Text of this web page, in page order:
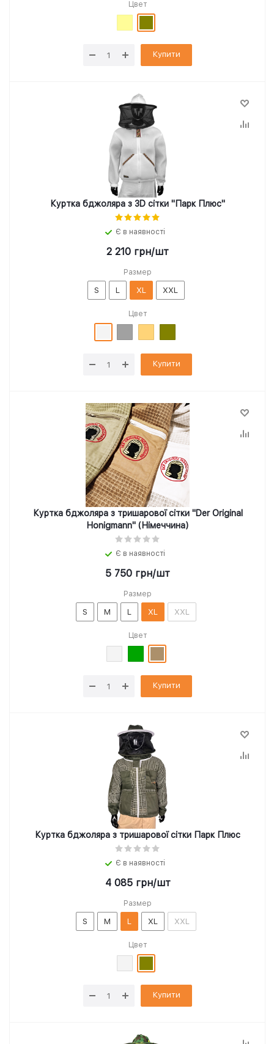
Цвет
Купити
Куртка бджоляра з 3D сітки "Парк Плюс"
Є в наявності
2 210 грн/шт
Размер
S L XL XXL
Цвет
Купити
Куртка бджоляра з тришарової сітки "Der Original
Honigmann" (Німеччина)
Є в наявності
5 750 грн/шт
Размер
S M L XL XXL
Цвет
Купити
Куртка бджоляра з тришарової сітки Парк Плюс
Є в наявності
4 085грн/шт
Размер
S M L XL XXL
Цвет
Купити